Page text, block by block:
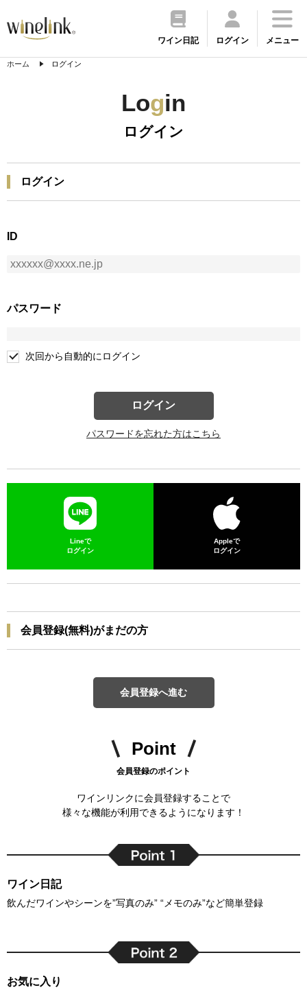
ワイン日記 ログイン メニュー
ホーム ログイン
Login
ログイン
ログイン
ID
パスワード
次回から自動的にログイン
ログイン
パスワードを忘れた方はこちら
Lineで
ログイン
Appleで
ログイン
会員登録(無料)がまだの方
会員登録へ進む
Point
会員登録のポイント
ワインリンクに会員登録することで
様々な機能が利用できるようになります！
ワイン日記
飲んだワインやシーンを”写真のみ” “メモのみ”など簡単登録
お気に入り